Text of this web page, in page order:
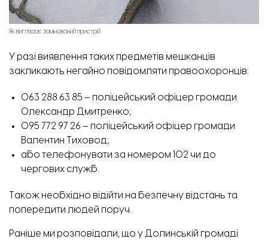
Як виглядає замінований пристрій
У разі виявлення таких предметів мешканців
закликають негайно повідомляти правоохоронців:
063 288 63 85 – поліцейський офіцер громади
Олександр Дмитренко;
095 772 97 26 – поліцейський офіцер громади
Валентин Тиховод;
або телефонувати за номером 102 чи до
чергових служб.
Також необхідно відійти на безпечну відстань та
попередити людей поруч.
Раніше ми розповідали, що у Долинській громаді